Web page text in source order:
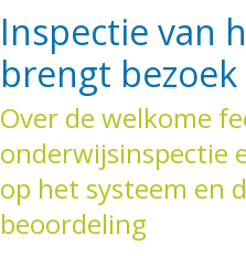
Inspectie van
brengt bezoek
Over de welkome
onderwijsinspectie
op het systeem en
beoordeling